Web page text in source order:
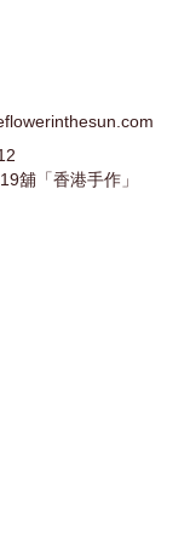
舖「香港手作」